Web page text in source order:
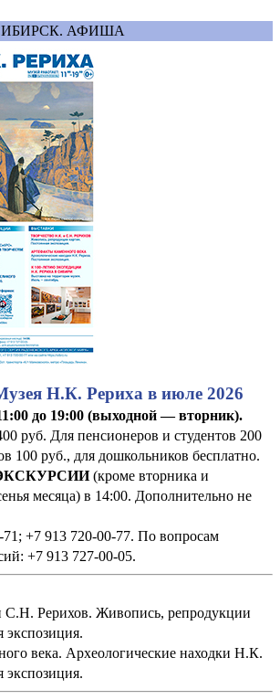
АФИША
Н.К. Рериха в июле 2026
до 19:00 (выходной — вторник).
руб. Для пенсионеров и студентов 200
100 руб., для дошкольников бесплатно.
(кроме вторника и
месяца) в 14:00. Дополнительно не
+7 913 720-00-77. По вопросам
+7 913 727-00-05.
С.Н. Рерихов. Живопись, репродукции
экспозиция.
века. Археологические находки Н.К.
экспозиция.